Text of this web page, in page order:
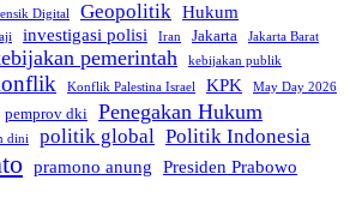
Digital Geopolitik Hukum
investigasi polisi Iran Jakarta
Jakarta Barat
pemerintah
kebijakan publik
Konflik Palestina Israel KPK May Day 2026
pemprov dki Penegakan Hukum
dini politik global Politik Indonesia
pramono anung Presiden Prabowo